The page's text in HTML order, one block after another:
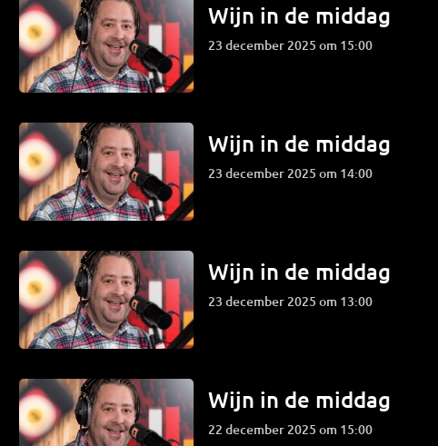
Wijn in de middag
23 december 2025 om 15:00
Wijn in de middag
23 december 2025 om 14:00
Wijn in de middag
23 december 2025 om 13:00
Wijn in de middag
22 december 2025 om 15:00